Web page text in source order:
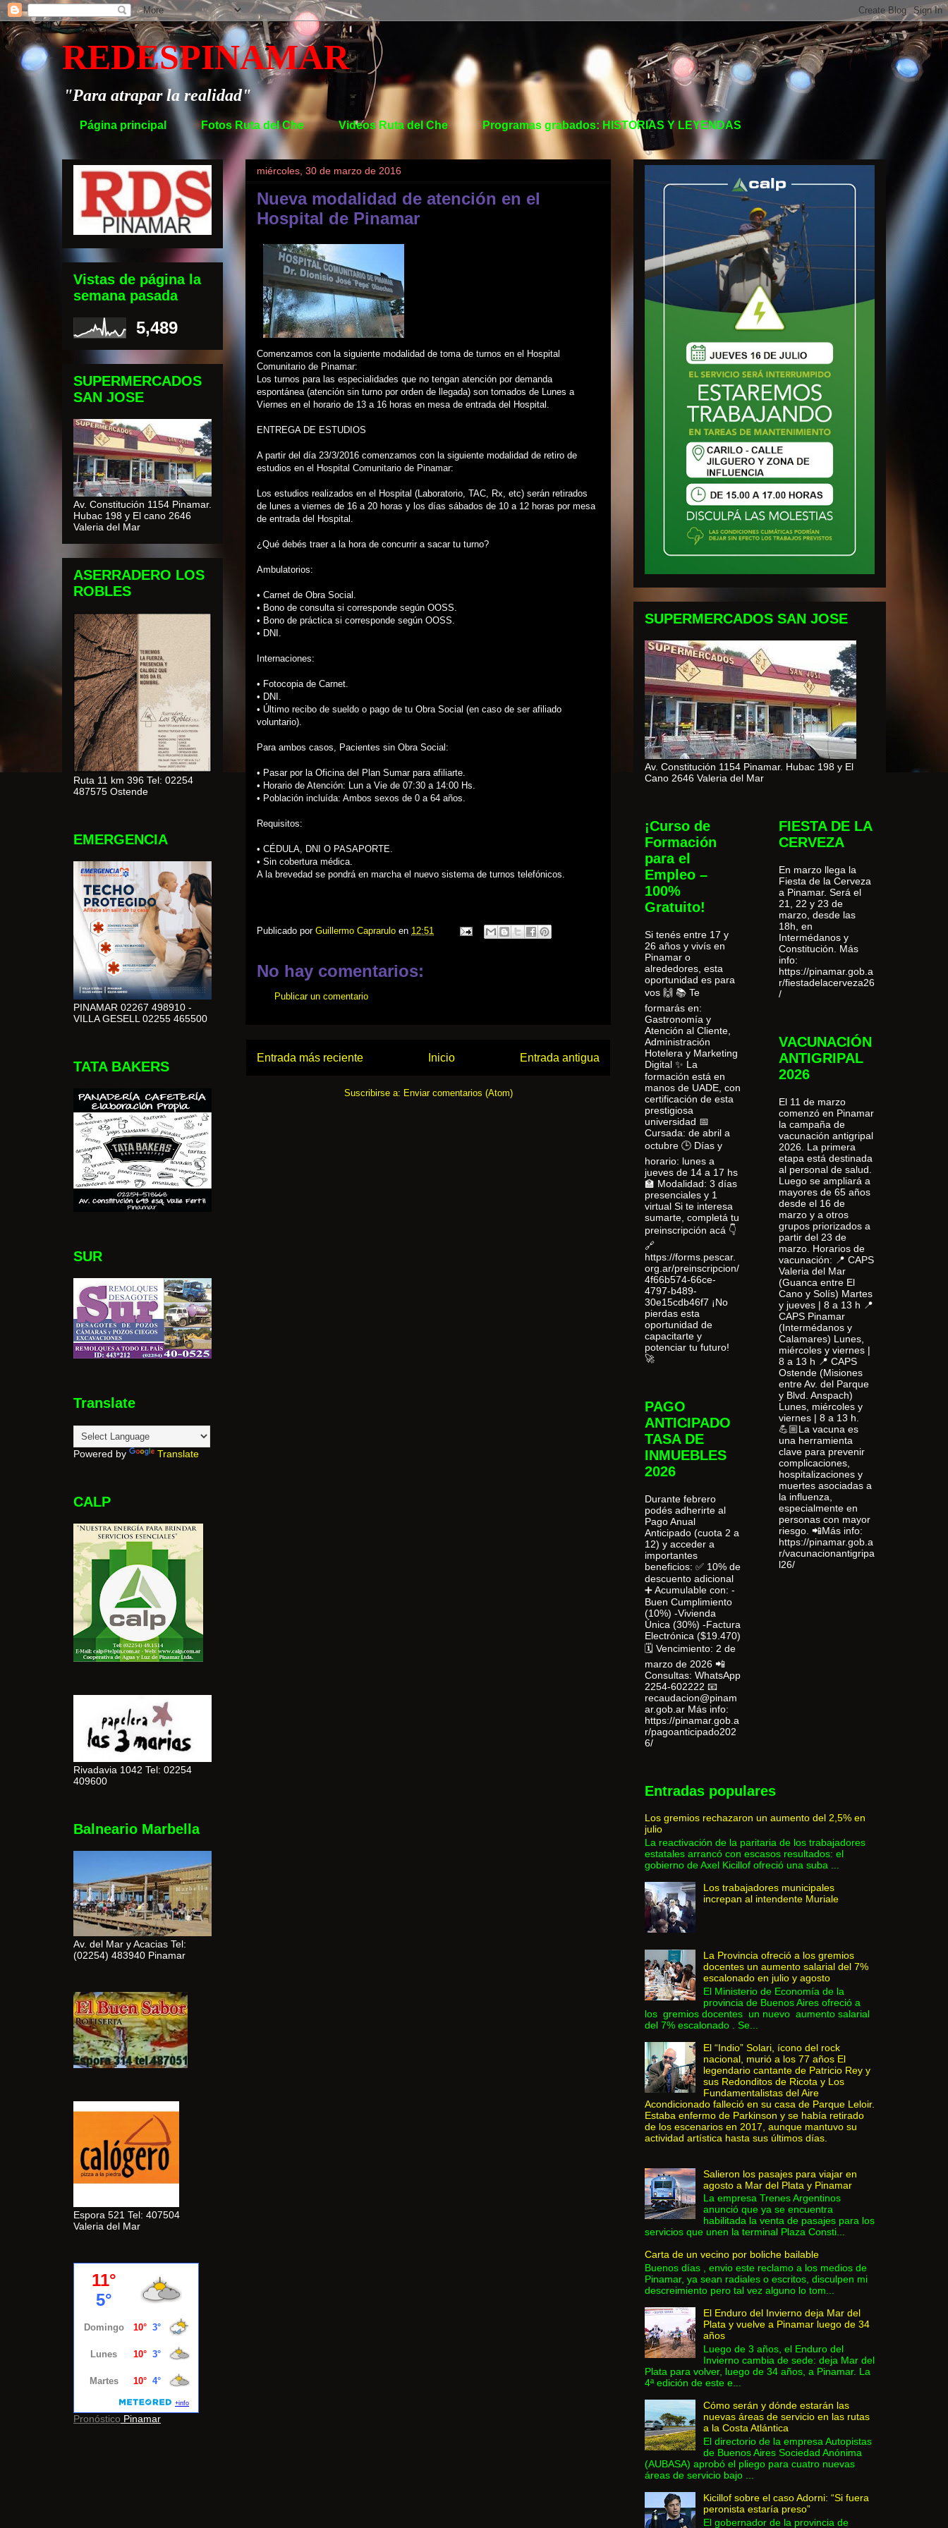
REDESPINAMAR
"Para atrapar la realidad"
Página principal Fotos Ruta del Che Videos Ruta del Che Programas grabados: HISTORIAS Y LEYENDAS
miércoles, 30 de marzo de 2016
Nueva modalidad de atención en el
Hospital de Pinamar
Comenzamos con la siguiente modalidad de toma de turnos en el Hospital
Comunitario de Pinamar:
Los turnos para las especialidades que no tengan atención por demanda
espontánea (atención sin turno por orden de llegada) son tomados de Lunes a
Viernes en el horario de 13 a 16 horas en mesa de entrada del Hospital.
ENTREGA DE ESTUDIOS
A partir del día 23/3/2016 comenzamos con la siguiente modalidad de retiro de
estudios en el Hospital Comunitario de Pinamar:
Los estudios realizados en el Hospital (Laboratorio, TAC, Rx, etc) serán retirados
de lunes a viernes de 16 a 20 horas y los días sábados de 10 a 12 horas por mesa
de entrada del Hospital.
¿Qué debés traer a la hora de concurrir a sacar tu turno?
Ambulatorios:
• Carnet de Obra Social.
• Bono de consulta si corresponde según OOSS.
• Bono de práctica si corresponde según OOSS.
• DNI.
Internaciones:
• Fotocopia de Carnet.
• DNI.
• Último recibo de sueldo o pago de tu Obra Social (en caso de ser afiliado
voluntario).
Para ambos casos, Pacientes sin Obra Social:
• Pasar por la Oficina del Plan Sumar para afiliarte.
• Horario de Atención: Lun a Vie de 07:30 a 14:00 Hs.
• Población incluída: Ambos sexos de 0 a 64 años.
Requisitos:
• CÉDULA, DNI O PASAPORTE.
• Sin cobertura médica.
A la brevedad se pondrá en marcha el nuevo sistema de turnos telefónicos.
Publicado por Guillermo Caprarulo en 12:51
No hay comentarios:
Publicar un comentario
Entrada más reciente Entrada antigua
Inicio
Suscribirse a: Enviar comentarios (Atom)
Vistas de página la
semana pasada
5,489
SUPERMERCADOS
SAN JOSE
Av. Constitución 1154 Pinamar.
Hubac 198 y El cano 2646
Valeria del Mar
ASERRADERO LOS
ROBLES
Ruta 11 km 396 Tel: 02254
487575 Ostende
EMERGENCIA
PINAMAR 02267 498910 -
VILLA GESELL 02255 465500
TATA BAKERS
SUR
Translate
Powered by Translate
CALP
Rivadavia 1042 Tel: 02254
409600
Balneario Marbella
Av. del Mar y Acacias Tel:
(02254) 483940 Pinamar
Espora 521 Tel: 407504
Valeria del Mar
Pronóstico Pinamar
SUPERMERCADOS SAN JOSE
Av. Constitución 1154 Pinamar. Hubac 198 y El
Cano 2646 Valeria del Mar
¡Curso de
Formación
para el
Empleo –
100%
Gratuito!
Si tenés entre 17 y
26 años y vivís en
Pinamar o
alrededores, esta
oportunidad es para
vos 🙌 📚 Te
formarás en:
Gastronomía y
Atención al Cliente,
Administración
Hotelera y Marketing
Digital ✨ La
formación está en
manos de UADE, con
certificación de esta
prestigiosa
universidad 📅
Cursada: de abril a
octubre 🕒 Días y
horario: lunes a
jueves de 14 a 17 hs
🏫 Modalidad: 3 días
presenciales y 1
virtual Si te interesa
sumarte, completá tu
preinscripción acá 👇
🔗
https://forms.pescar.
org.ar/preinscripcion/
4f66b574-66ce-
4797-b489-
30e15cdb46f7 ¡No
pierdas esta
oportunidad de
capacitarte y
potenciar tu futuro!
🚀
PAGO
ANTICIPADO
TASA DE
INMUEBLES
2026
Durante febrero
podés adherirte al
Pago Anual
Anticipado (cuota 2 a
12) y acceder a
importantes
beneficios: ✅ 10% de
descuento adicional
➕ Acumulable con: -
Buen Cumplimiento
(10%) -Vivienda
Única (30%) -Factura
Electrónica ($19.470)
🗓 Vencimiento: 2 de
marzo de 2026 📲
Consultas: WhatsApp
2254-602222 📧
recaudacion@pinam
ar.gob.ar Más info:
https://pinamar.gob.a
r/pagoanticipado202
6/
FIESTA DE LA
CERVEZA
En marzo llega la
Fiesta de la Cerveza
a Pinamar. Será el
21, 22 y 23 de
marzo, desde las
18h, en
Intermédanos y
Constitución. Más
info:
https://pinamar.gob.a
r/fiestadelacerveza26
/
VACUNACIÓN
ANTIGRIPAL
2026
El 11 de marzo
comenzó en Pinamar
la campaña de
vacunación antigripal
2026. La primera
etapa está destinada
al personal de salud.
Luego se ampliará a
mayores de 65 años
desde el 16 de
marzo y a otros
grupos priorizados a
partir del 23 de
marzo. Horarios de
vacunación: 📍 CAPS
Valeria del Mar
(Guanca entre El
Cano y Solís) Martes
y jueves | 8 a 13 h 📍
CAPS Pinamar
(Intermédanos y
Calamares) Lunes,
miércoles y viernes |
8 a 13 h 📍 CAPS
Ostende (Misiones
entre Av. del Parque
y Blvd. Anspach)
Lunes, miércoles y
viernes | 8 a 13 h.
💪🏼La vacuna es
una herramienta
clave para prevenir
complicaciones,
hospitalizaciones y
muertes asociadas a
la influenza,
especialmente en
personas con mayor
riesgo. 📲Más info:
https://pinamar.gob.a
r/vacunacionantigripa
l26/
Entradas populares
Los gremios rechazaron un aumento del 2,5% en
julio
La reactivación de la paritaria de los trabajadores
estatales arrancó con escasos resultados: el
gobierno de Axel Kicillof ofreció una suba ...
Los trabajadores municipales
increpan al intendente Muriale
La Provincia ofreció a los gremios
docentes un aumento salarial del 7%
escalonado en julio y agosto
El Ministerio de Economía de la
provincia de Buenos Aires ofreció a
los gremios docentes un nuevo aumento salarial
del 7% escalonado . Se...
El “Indio” Solari, ícono del rock
nacional, murió a los 77 años El
legendario cantante de Patricio Rey y
sus Redonditos de Ricota y Los
Fundamentalistas del Aire
Acondicionado falleció en su casa de Parque Leloir.
Estaba enfermo de Parkinson y se había retirado
de los escenarios en 2017, aunque mantuvo su
actividad artística hasta sus últimos días.
Salieron los pasajes para viajar en
agosto a Mar del Plata y Pinamar
La empresa Trenes Argentinos
anunció que ya se encuentra
habilitada la venta de pasajes para los
servicios que unen la terminal Plaza Consti...
Carta de un vecino por boliche bailable
Buenos días , envio este reclamo a los medios de
Pinamar, ya sean radiales o escritos, disculpen mi
descreimiento pero tal vez alguno lo tom...
El Enduro del Invierno deja Mar del
Plata y vuelve a Pinamar luego de 34
años
Luego de 3 años, el Enduro del
Invierno cambia de sede: deja Mar del
Plata para volver, luego de 34 años, a Pinamar. La
4ª edición de este e...
Cómo serán y dónde estarán las
nuevas áreas de servicio en las rutas
a la Costa Atlántica
El directorio de la empresa Autopistas
de Buenos Aires Sociedad Anónima
(AUBASA) aprobó el pliego para cuatro nuevas
áreas de servicio bajo ...
Kicillof sobre el caso Adorni: “Si fuera
peronista estaría preso”
El gobernador de la provincia de